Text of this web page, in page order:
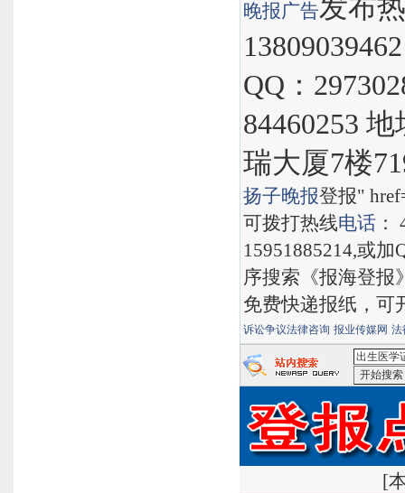
晚报广告发布
QQ：
84460253
瑞大厦7楼
扬子晚报登报"
可拨打热线电话
15951885214,或
序搜索《报海登报
免费快递报纸，可
诉讼争议法律咨询 报业传媒网 法
[